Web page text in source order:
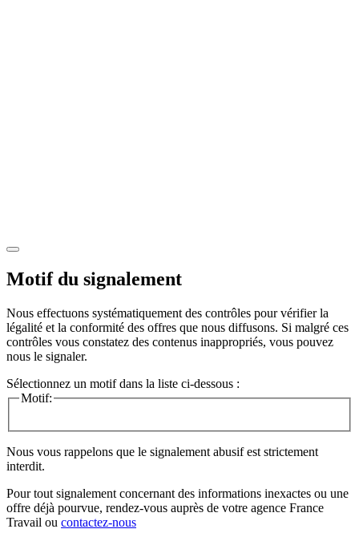
Motif du signalement
Nous effectuons systématiquement des contrôles pour vérifier la
légalité et la conformité des offres que nous diffusons. Si malgré ces
contrôles vous constatez des contenus inappropriés, vous pouvez
nous le signaler.
Sélectionnez un motif dans la liste ci-dessous :
Motif:
Nous vous rappelons que le signalement abusif est strictement
interdit.
Pour tout signalement concernant des informations inexactes ou une
offre déjà pourvue, rendez-vous auprès de votre agence France
Travail ou contactez-nous